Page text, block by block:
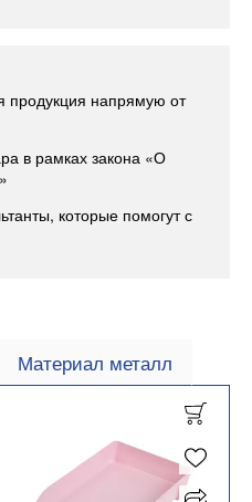
продукция напрямую от
в рамках закона «О
которые помогут с
Материал металл